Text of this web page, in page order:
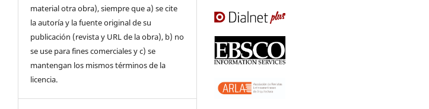
material otra obra), siempre que a) se cite
la autoría y la fuente original de su
publicación (revista y URL de la obra), b) no
se use para fines comerciales y c) se
mantengan los mismos términos de la
licencia.